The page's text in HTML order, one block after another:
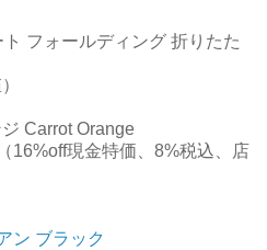
フォールディング 折りたた
Carrot Orange
16%off現金特価、8%税込、店
ン ブラック